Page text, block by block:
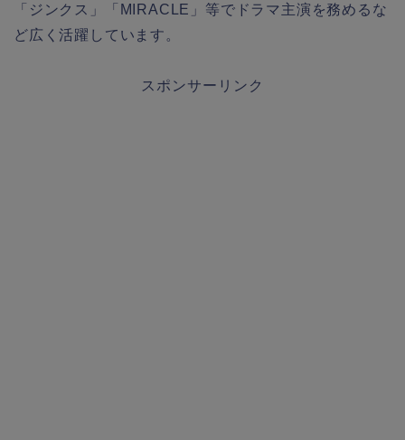
「ジンクス」「MIRACLE」等でドラマ主演を務めるな
ど広く活躍しています。
スポンサーリンク